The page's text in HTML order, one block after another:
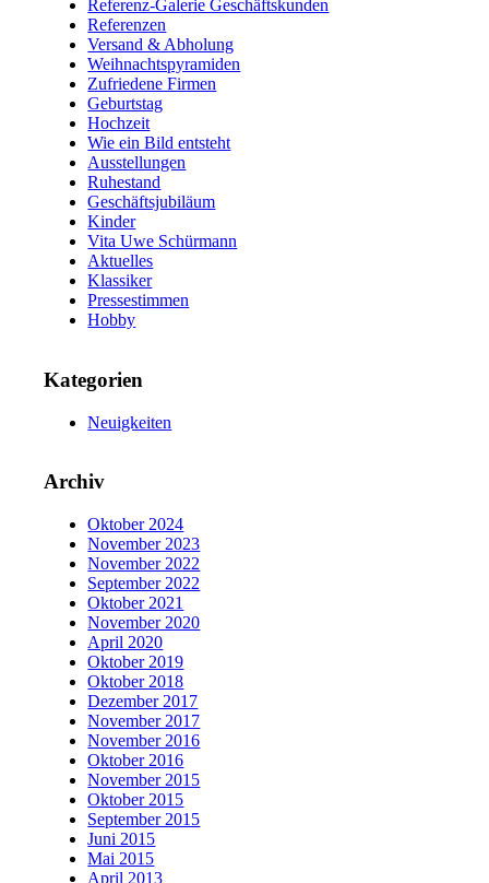
Referenz-Galerie Geschäftskunden
Referenzen
Versand & Abholung
Weihnachtspyramiden
Zufriedene Firmen
Geburtstag
Hochzeit
Wie ein Bild entsteht
Ausstellungen
Ruhestand
Geschäftsjubiläum
Kinder
Vita Uwe Schürmann
Aktuelles
Klassiker
Pressestimmen
Hobby
Kategorien
Neuigkeiten
Archiv
Oktober 2024
November 2023
November 2022
September 2022
Oktober 2021
November 2020
April 2020
Oktober 2019
Oktober 2018
Dezember 2017
November 2017
November 2016
Oktober 2016
November 2015
Oktober 2015
September 2015
Juni 2015
Mai 2015
April 2013